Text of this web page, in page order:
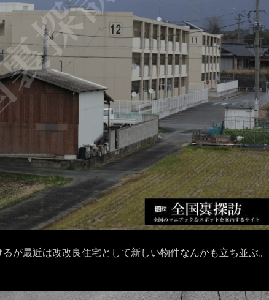
が最近は改改良住宅として新しい物件なんかも立ち並ぶ。